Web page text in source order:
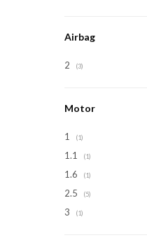
Airbag
2 (3)
Motor
1 (1)
1.1 (1)
1.6 (1)
2.5 (5)
3 (1)